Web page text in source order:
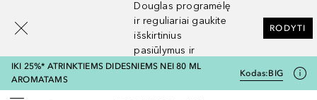
Douglas programėlę
ir reguliariai gaukite
išskirtinius
pasiūlymus ir
nuolaidas
RODYTI
IKI 25%* ATRINKTIEMS DIDESNIEMS NEI 80 ML
AROMATAMS
Kodas:BIG
[navigation.slideout.screenreader]